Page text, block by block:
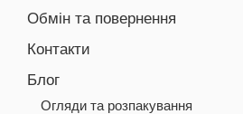
Обмін та повернення
Контакти
Блог
Огляди та розпакування